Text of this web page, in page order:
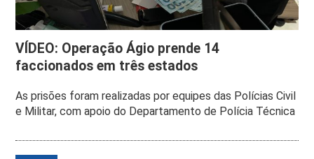
VÍDEO: Operação Ágio prende 14
faccionados em três estados
As prisões foram realizadas por equipes das Polícias Civil
e Militar, com apoio do Departamento de Polícia Técnica